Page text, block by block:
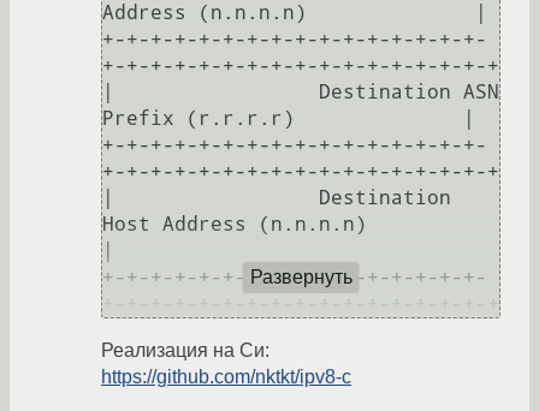
Address (n.n.n.n)              |
+-+-+-+-+-+-+-+-+-+-+-+-+-+-+-+-
+-+-+-+-+-+-+-+-+-+-+-+-+-+-+-+-+
|                 Destination ASN
Prefix (r.r.r.r)              |
+-+-+-+-+-+-+-+-+-+-+-+-+-+-+-+-
+-+-+-+-+-+-+-+-+-+-+-+-+-+-+-+-+
|                 Destination
Host Address (n.n.n.n)
+-+-+-+-+-+-+-+-+-+-+-+-+-+-+-+-
Развернуть
Реализация на Си:
https://github.com/nktkt/ipv8-c